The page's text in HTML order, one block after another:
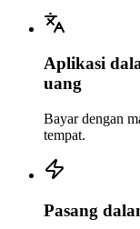
Aplikasi
uang
Bayar dengan
tempat.
Pasang